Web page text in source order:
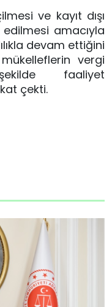
ve kayıt dışı
amacıyla
devam ettiğini
vergi
faaliyet
çekti.